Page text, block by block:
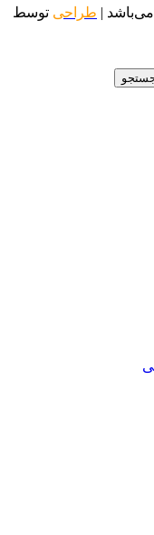
| طراحی توسط